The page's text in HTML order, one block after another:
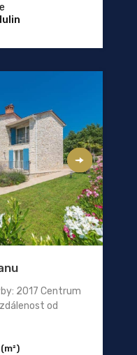
2017 Centrum
od